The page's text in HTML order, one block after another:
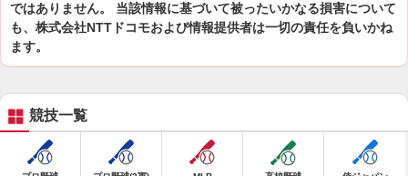
ではありません。 当該情報に基づいて被ったいかなる損害について
も、株式会社NTTドコモおよび情報提供者は一切の責任を負いかね
ます。
競技一覧